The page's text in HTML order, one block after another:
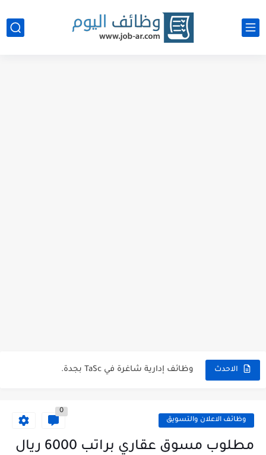
الاحدث وظائف إدارية شاغرة في TaSc بجدة.
مستشفى تداوي توفر وظائف للممرضين والممرضات برواتب مجزية في مكة...
فرص عمل و تدريب للخريجين في بوبا العربية.
وظائف الاعلان والتسويق
0
مطلوب مسوق عقاري براتب 6000 ريال